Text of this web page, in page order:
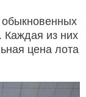
Каждая из них
цена лота